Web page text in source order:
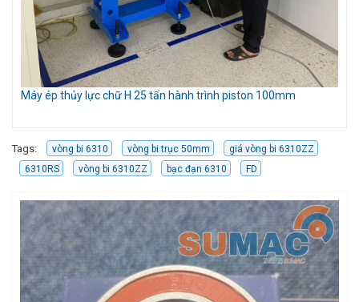
Máy ép thủy lực chữ H 25 tấn hành trình piston 100mm
Tags: vòng bi 6310 vòng bi trục 50mm
giá vòng bi 6310ZZ
6310RS
vòng bi 6310ZZ bạc đạn 6310 FD